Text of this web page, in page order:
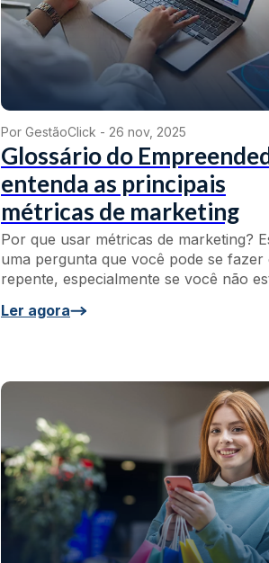
Por GestãoClick - 26 nov, 2025
Glossário do
entenda as principais
métricas de marketing
Por que usar métricas de marketing?
uma pergunta que você pode se fazer
repente, especialmente se você não
Ler agora